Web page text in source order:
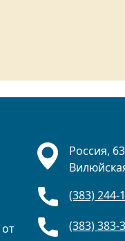
Россия,
(383)
(383)